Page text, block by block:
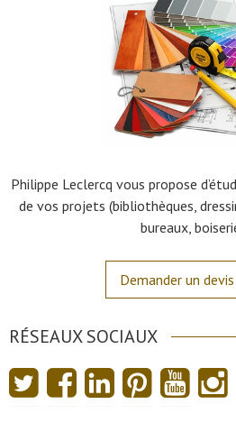
Philippe Leclercq vous propose
de vos projets (bibliothèques,
bureaux,
Demander un
RÉSEAUX SOCIAUX